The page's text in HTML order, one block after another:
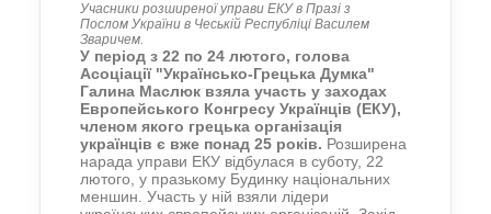
Учасники розширеної управи ЕКУ в Празі з
Послом України в Чеській Республіці Василем
Зваричем.
У період з 22 по 24 лютого, голова
Асоціації "Українсько-Грецька Думка"
Галина Маслюк взяла участь у заходах
Европейського Конгресу Українців (ЕКУ),
членом якого грецька організація
українців є вже понад 25 років. Розширена
нарада управи ЕКУ відбулася в суботу, 22
лютого, у празькому Будинку національних
меншин. Участь у ній взяли лідери